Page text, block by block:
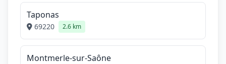
Taponas
69220 2.6 km
Montmerle-sur-Saône